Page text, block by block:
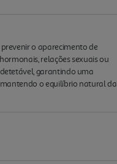
o aparecimento de
relações sexuais ou
garantindo uma
o equilíbrio natural da